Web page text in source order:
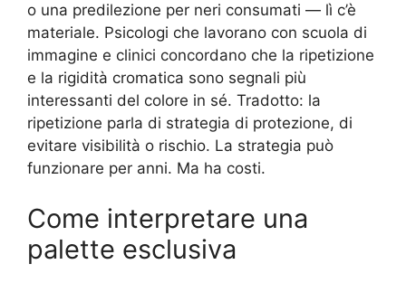
o una predilezione per neri consumati — lì c’è
materiale. Psicologi che lavorano con scuola di
immagine e clinici concordano che la ripetizione
e la rigidità cromatica sono segnali più
interessanti del colore in sé. Tradotto: la
ripetizione parla di strategia di protezione, di
evitare visibilità o rischio. La strategia può
funzionare per anni. Ma ha costi.
Come interpretare una
palette esclusiva